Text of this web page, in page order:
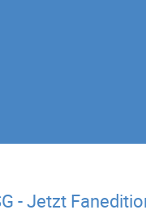
- Jetzt